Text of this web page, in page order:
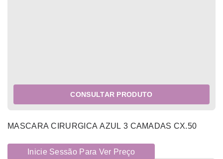
CONSULTAR PRODUTO
MASCARA CIRURGICA AZUL 3 CAMADAS CX.50
Inicie Sessão Para Ver Preço